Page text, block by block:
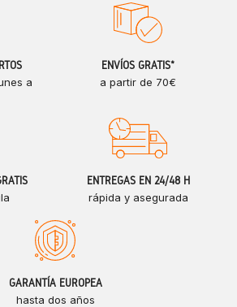
a
ENVÍOS GRATIS*
a partir de 70€
ENTREGAS EN 24/48 H
rápida y asegurada
GARANTÍA EUROPEA
hasta dos años